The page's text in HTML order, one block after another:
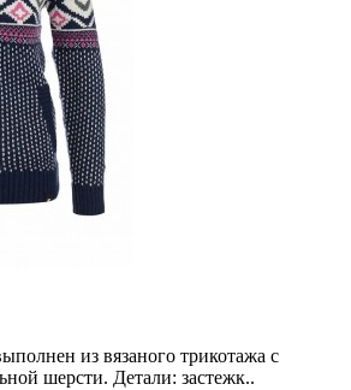
из вязаного трикотажа с
шерсти. Детали: застежк..